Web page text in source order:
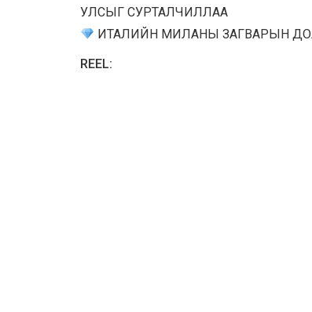
УЛСЫГ СУРТАЛЧИЛЛАА
ИТАЛИЙН МИЛАНЫ ЗАГВАРЫН
REEL: